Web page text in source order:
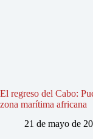
El regreso del Cabo:
zona marítima africana
21 de mayo de